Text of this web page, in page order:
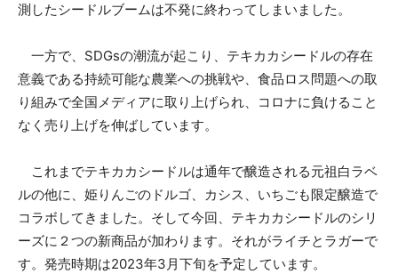
測したシードルブームは不発に終わってしまいました。
一方で、SDGsの潮流が起こり、テキカカシードルの存在
意義である持続可能な農業への挑戦や、食品ロス問題への取
り組みで全国メディアに取り上げられ、コロナに負けること
なく売り上げを伸ばしています。
これまでテキカカシードルは通年で醸造される元祖白ラベ
ルの他に、姫りんごのドルゴ、カシス、いちごも限定醸造で
コラボしてきました。そして今回、テキカカシードルのシリ
ーズに２つの新商品が加わります。それがライチとラガーで
す。発売時期は2023年3月下旬を予定しています。